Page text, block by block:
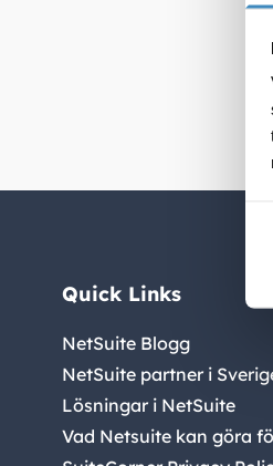
Quick Links
NetSuite Blogg
NetSuite partner i
Lösningar i NetSuite
Vad Netsuite kan göra